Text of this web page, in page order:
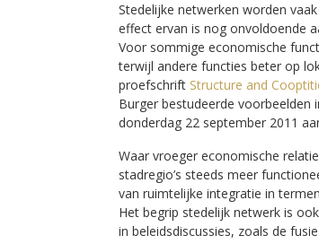
Stedelijke netwerken worden
effect ervan is nog onvoldoende
Voor sommige economische
terwijl andere functies beter op
proefschrift Structure and
Burger bestudeerde voorbeelden
donderdag 22 september 2011
Waar vroeger economische
stadregio’s steeds meer
van ruimtelijke integratie in
Het begrip stedelijk netwerk is
in beleidsdiscussies, zoals de